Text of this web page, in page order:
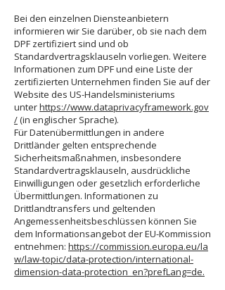
Bei den einzelnen Diensteanbietern
informieren wir Sie darüber, ob sie nach dem
DPF zertifiziert sind und ob
Standardvertragsklauseln vorliegen. Weitere
Informationen zum DPF und eine Liste der
zertifizierten Unternehmen finden Sie auf der
Website des US-Handelsministeriums
unterhttps://www.dataprivacyframework.gov
/(in englischer Sprache).
Für Datenübermittlungen in andere
Drittländer gelten entsprechende
Sicherheitsmaßnahmen, insbesondere
Standardvertragsklauseln, ausdrückliche
Einwilligungen oder gesetzlich erforderliche
Übermittlungen. Informationen zu
Drittlandtransfers und geltenden
Angemessenheitsbeschlüssen können Sie
dem Informationsangebot der EU-Kommission
entnehmen: https://commission.europa.eu/la
w/law-topic/data-protection/international-
dimension-data-protection_en?prefLang=de.